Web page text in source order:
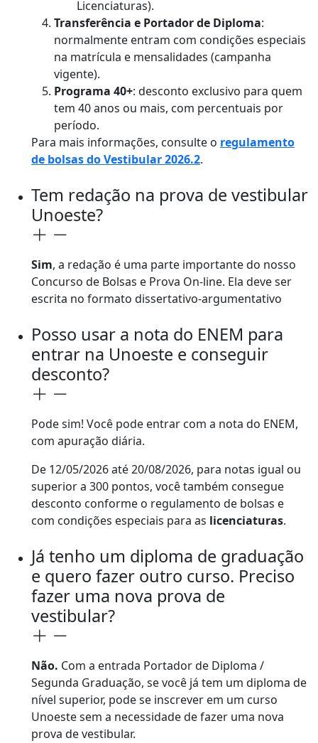
Licenciaturas).
Transferência e Portador de Diploma:
normalmente entram com condições especiais
na matrícula e mensalidades (campanha
vigente).
Programa 40+: desconto exclusivo para quem
tem 40 anos ou mais, com percentuais por
período.
Para mais informações, consulte o regulamento
de bolsas do Vestibular 2026.2.
Tem redação na prova de vestibular
Unoeste?
Sim, a redação é uma parte importante do nosso
Concurso de Bolsas e Prova On-line. Ela deve ser
escrita no formato dissertativo-argumentativo
Posso usar a nota do ENEM para
entrar na Unoeste e conseguir
desconto?
Pode sim! Você pode entrar com a nota do ENEM,
com apuração diária.
De 12/05/2026 até 20/08/2026, para notas igual ou
superior a 300 pontos, você também consegue
desconto conforme o regulamento de bolsas e
com condições especiais para as licenciaturas.
Já tenho um diploma de graduação
e quero fazer outro curso. Preciso
fazer uma nova prova de
vestibular?
Não. Com a entrada Portador de Diploma /
Segunda Graduação, se você já tem um diploma de
nível superior, pode se inscrever em um curso
Unoeste sem a necessidade de fazer uma nova
prova de vestibular.